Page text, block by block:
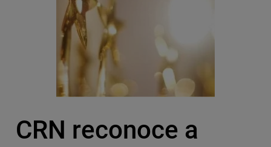
CRN reconoce a